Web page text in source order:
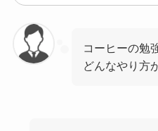
コーヒーの勉
どんなやり方